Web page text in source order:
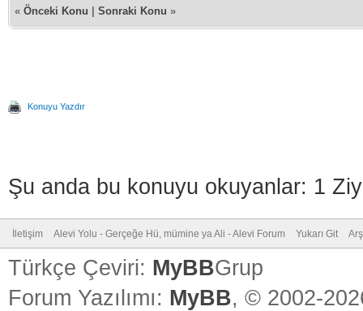
« Önceki Konu Sonraki Konu »
Konuyu Yazdır
Şu anda bu konuyu okuyanlar: 1
İletişim Alevi Yolu - Gerçeğe Hü, mümine ya Ali - Alevi Forum Yukarı Git
Türkçe Çeviri: MyBBGrup
Forum Yazılımı: MyBB, © 2002-